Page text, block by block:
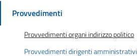
Provvedimenti
Provvedimenti organi indirizzo politico
Provvedimenti dirigenti amministrativi